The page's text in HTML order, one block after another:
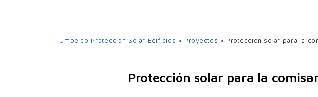
UPO-350
Umbelco Protección Solar Edificios » Proyectos » Protección solar para la
Protección solar para la